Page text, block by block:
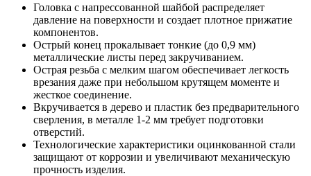
Головка с напрессованной шайбой распределяет
давление на поверхности и создает плотное прижатие
компонентов.
Острый конец прокалывает тонкие (до 0,9 мм)
металлические листы перед закручиванием.
Острая резьба с мелким шагом обеспечивает легкость
врезания даже при небольшом крутящем моменте и
жесткое соединение.
Вкручивается в дерево и пластик без предварительного
сверления, в металле 1-2 мм требует подготовки
отверстий.
Технологические характеристики оцинкованной стали
защищают от коррозии и увеличивают механическую
прочность изделия.